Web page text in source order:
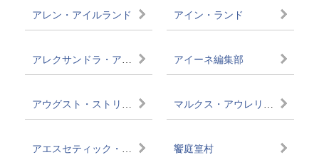
アレン・アイルランド アイン・ランド
アイーネ編集部
饗庭篁村